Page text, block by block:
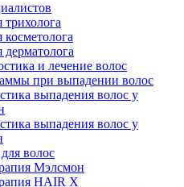
трихолога
косметолога
дерматолога
и лечение волос
при выпадении волос
выпадения волос у
выпадения волос у
волос
Мэлсмон
HAIR X